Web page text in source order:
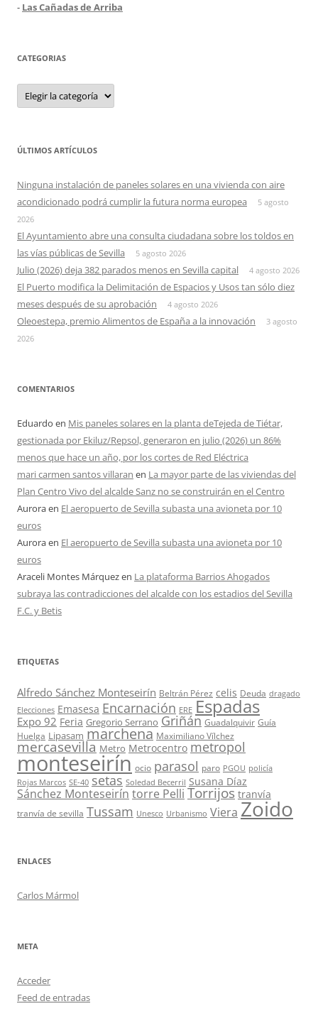
- Las Cañadas de Arriba
CATEGORIAS
Categorias
ÚLTIMOS ARTÍCULOS
Ninguna instalación de paneles solares en una vivienda con aire
acondicionado podrá cumplir la futura norma europea
5 agosto
2026
El Ayuntamiento abre una consulta ciudadana sobre los toldos en
las vías públicas de Sevilla
5 agosto 2026
Julio (2026) deja 382 parados menos en Sevilla capital 4 agosto 2026
El Puerto modifica la Delimitación de Espacios y Usos tan sólo diez
meses después de su aprobación
4 agosto 2026
Oleoestepa, premio Alimentos de España a la innovación
3 agosto
2026
COMENTARIOS
Eduardo en Mis paneles solares en la planta deTejeda de Tiétar,
gestionada por Ekiluz/Repsol, generaron en julio (2026) un 86%
menos que hace un año, por los cortes de Red Eléctrica
mari carmen santos villaran en La mayor parte de las viviendas del
Plan Centro Vivo del alcalde Sanz no se construirán en el Centro
Auroraen El aeropuerto de Sevilla subasta una avioneta por 10
euros
Auroraen El aeropuerto de Sevilla subasta una avioneta por 10
euros
Araceli Montes Márquezen La plataforma Barrios Ahogados
subraya las contradicciones del alcalde con los estadios del Sevilla
F.C. y Betis
ETIQUETAS
Alfredo Sánchez Monteseirín Beltrán Pérez celis Deuda dragado
Elecciones Emasesa Encarnación ERE Espadas
Expo 92 Feria Gregorio Serrano Griñán Guadalquivir Guía
Huelga Lipasam marchena Maximiliano Vílchez
mercasevilla Metro Metrocentro metropol
monteseirín ocio parasol paro PGOU policía
Rojas Marcos SE-40 setas Soledad Becerril Susana Díaz
Sánchez Monteseirín torre Pelli Torrijos tranvía
tranvía de sevilla Tussam Unesco Urbanismo Viera Zoido
ENLACES
Carlos Mármol
META
Acceder
Feed de entradas